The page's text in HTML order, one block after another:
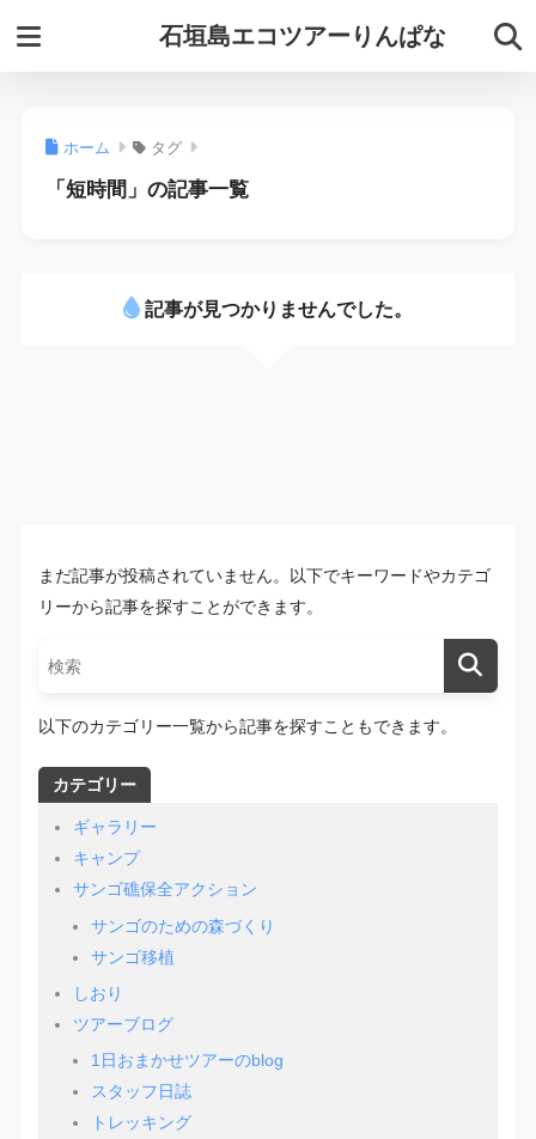
石垣島エコツアーりんぱな
ホーム タグ
「短時間」の記事一覧
記事が見つかりませんでした。
まだ記事が投稿されていません。以下でキーワードやカテゴ
リーから記事を探すことができます。
以下のカテゴリー一覧から記事を探すこともできます。
カテゴリー
ギャラリー
キャンプ
サンゴ礁保全アクション
サンゴのための森づくり
サンゴ移植
しおり
ツアーブログ
1日おまかせツアーのblog
スタッフ日誌
トレッキング